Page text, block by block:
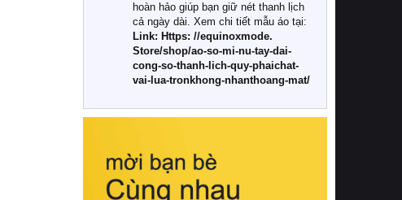
Khác với các dòng sản phẩm thông
thường, những bộ chăn ga gối đệm
cao cấp trải qua quy trình sản xuất
nghiêm ngặt từ khâu chọn lọc nguyên
liệu tự nhiên đến công nghệ dệt
nhuộm hiện đại không chứa hóa chất
này, bạn sẽ cảm nhận rõ rệt sự khác
hồi chuẩn xác của phần đệm nâng đỡ
cột sống.
hoàn hảo giúp bạn giữ nét thanh lịch
cả ngày dài. Xem chi tiết mẫu áo tại:
Link: Https: //equinoxmode.
Store/shop/ao-so-mi-nu-tay-dai-
cong-so-thanh-lich-quy-phaichat-
vai-lua-tronkhong-nhanthoang-mat/